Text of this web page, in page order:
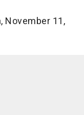
November 11,